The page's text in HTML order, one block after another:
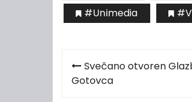
#unimedia
Navigacija
objava
Svečano otvoren
Gotovca